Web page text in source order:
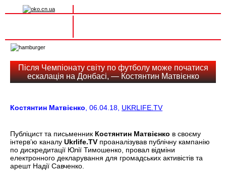
navigation
Після Чемпіонату світу по футболу може початися
ескалація на Донбасі, — Костянтин Матвієнко
Костянтин Матвієнко, 06.04.18, UKRLIFE.TV
Публіцист та письменник Костянтин Матвієнко в своєму
інтерв’ю каналу Ukrlife.TV проаналізував публічну кампанію
по дискредитації Юлії Тимошенко, провал відміни
електронного декларування для громадських активістів та
арешт Надії Савченко.